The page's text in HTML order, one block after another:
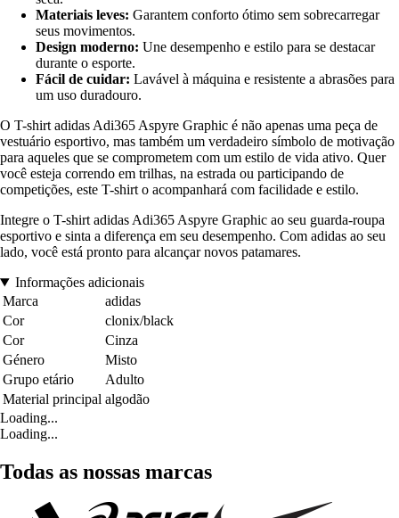
Materiais leves: Garantem conforto ótimo sem sobrecarregar
seus movimentos.
Design moderno: Une desempenho e estilo para se destacar
durante o esporte.
Fácil de cuidar: Lavável à máquina e resistente a abrasões para
um uso duradouro.
O T-shirt adidas Adi365 Aspyre Graphic é não apenas uma peça de
vestuário esportivo, mas também um verdadeiro símbolo de motivação
para aqueles que se comprometem com um estilo de vida ativo. Quer
você esteja correndo em trilhas, na estrada ou participando de
competições, este T-shirt o acompanhará com facilidade e estilo.
Integre o T-shirt adidas Adi365 Aspyre Graphic ao seu guarda-roupa
esportivo e sinta a diferença em seu desempenho. Com adidas ao seu
lado, você está pronto para alcançar novos patamares.
Informações adicionais
Marca
adidas
Cor
clonix/black
Cor
Cinza
Género
Misto
Grupo etário
Adulto
Material principal algodão
Loading...
Loading...
Todas as nossas marcas